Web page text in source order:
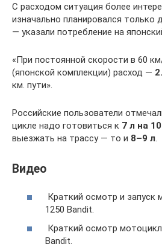
С расходом ситуация более
изначально планировался только
— указали потребление на
«При постоянной скорости в 60
(японской комплекции) расход —
км. пути».
Российские пользователи
цикле надо готовиться к 7 л на
выезжать на трассу — то и 8–9 л.
Видео
Краткий осмотр и запуск
1250 Bandit.
Краткий осмотр
Bandit.